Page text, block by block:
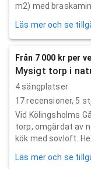
m2) med
Läs mer och se
Från 7 000 kr per
Mysigt torp i
4 sängplatser
17recensioner, 5
Vid Kölingsholms
torp, omgärdat av
kök med sovloft.
Läs mer och se